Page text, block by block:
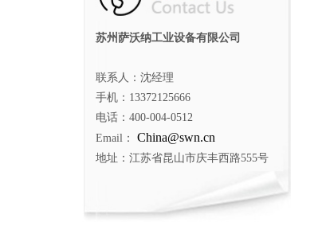
苏州萨沃纳工业设备有限公司
联系人：沈经理
手机：13372125666
电话：400-004-0512
Email：
China@swn.cn
地址：江苏省昆山市庆丰西路555号